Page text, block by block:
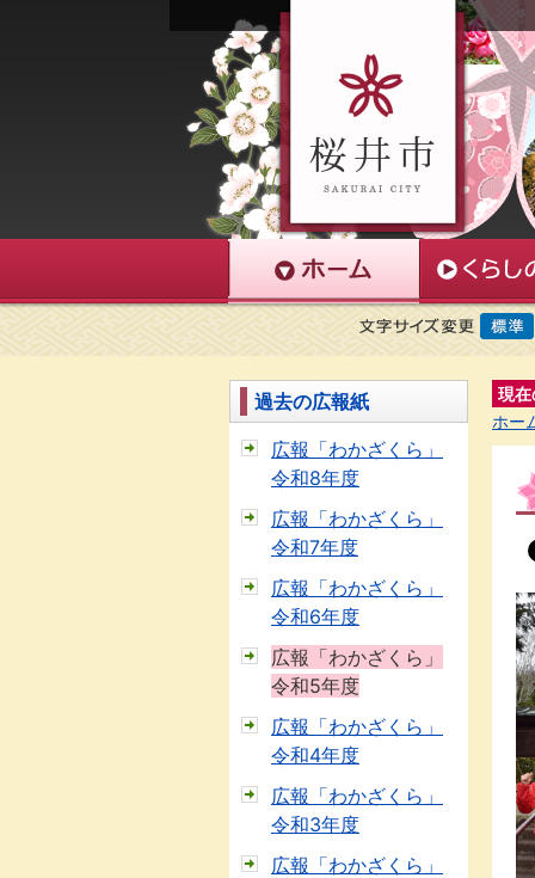
過去の広報紙
広報「わかざくら」
令和8年度
広報「わかざくら」
令和7年度
広報「わかざくら」
令和6年度
広報「わかざくら」
令和5年度
広報「わかざくら」
令和4年度
広報「わかざくら」
令和3年度
広報「わかざくら」
現在
ホー